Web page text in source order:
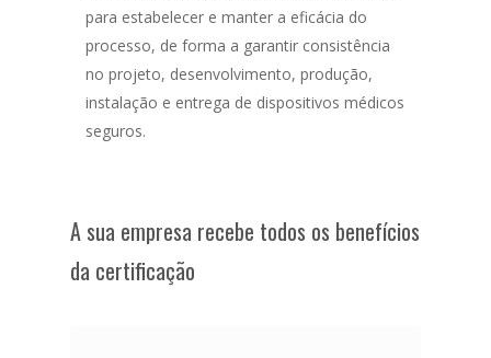
para estabelecer e manter a eficácia do
processo, de forma a garantir consistência
no projeto, desenvolvimento, produção,
instalação e entrega de dispositivos médicos
seguros.
A sua empresa recebe todos os benefícios
da certificação